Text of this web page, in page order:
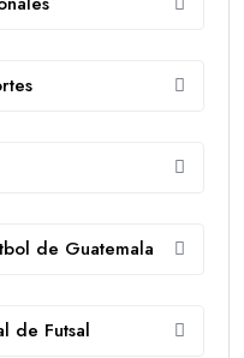
de Guatemala
de Futsal